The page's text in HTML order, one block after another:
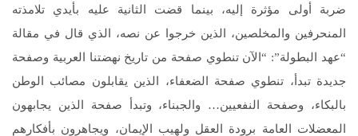
ضربة أولى مؤثرة إليه، بينما قضت الثانية عليه بأيدي تلامذته
المنحرفين والمخلصين، الذين خرجوا عن نصه، الذي قال في مقالة
“عهد البطولة”: “الآن تنطوي صفحة من تاريخ نهضتنا العربية وصفحة
جديدة تبدأ، تنطوي صفحة الضعفاء، الذين يقابلون مصائب الوطن
بالبكاء، وصفحة النفعيين… والجبناء، وتبدأ صفحة الذين يجابهون
المعضلات العامة برودة العقل ولهيب الإيمان، ويجاهرون بأفكارهم